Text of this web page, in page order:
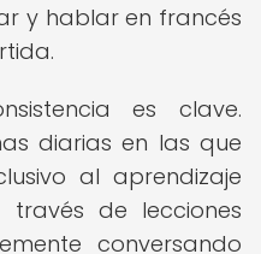
y hablar en francés
es clave.
diarias en las que
al aprendizaje
de lecciones
conversando